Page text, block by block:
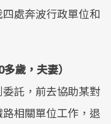
處奔波行政單位和
歲，夫妻）
託，前去協助某對
相關單位工作，退